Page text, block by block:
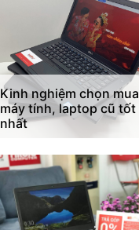
Kinh nghiệm chọn mua
máy tính, laptop cũ tốt
nhất